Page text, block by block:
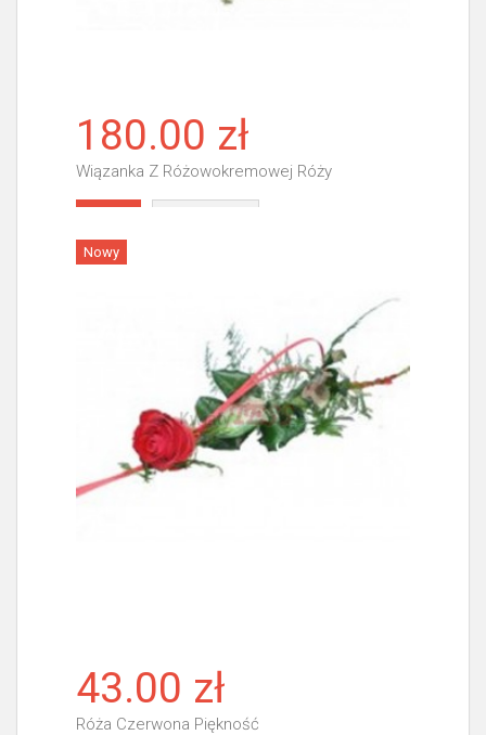
180.00 zł
Wiązanka Z Różowokremowej Róży
Nowy
43.00 zł
Róża Czerwona Piękność